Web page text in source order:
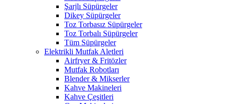
Şarjlı Süpürgeler
Dikey Süpürgeler
Toz Torbasız Süpürgeler
Toz Torbalı Süpürgeler
Tüm Süpürgeler
Elektrikli Mutfak Aletleri
Airfryer & Fritözler
Mutfak Robotları
Blender & Mikserler
Kahve Makineleri
Kahve Çeşitleri